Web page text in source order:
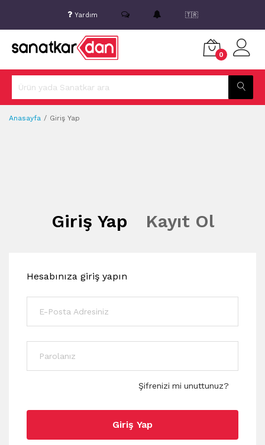
Yardım 🇹🇷
0
Anasayfa Giriş Yap
Giriş Yap Kayıt Ol
Hesabınıza giriş yapın
Şifrenizi mi unuttunuz?
Giriş Yap